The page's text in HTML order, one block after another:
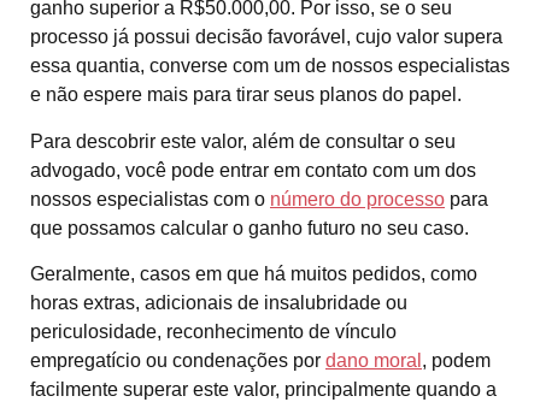
ganho superior a R$50.000,00. Por isso, se o seu
processo já possui decisão favorável, cujo valor supera
essa quantia, converse com um de nossos especialistas
e não espere mais para tirar seus planos do papel.
Para descobrir este valor, além de consultar o seu
advogado, você pode entrar em contato com um dos
nossos especialistas com o número do processo para
que possamos calcular o ganho futuro no seu caso.
Geralmente, casos em que há muitos pedidos, como
horas extras, adicionais de insalubridade ou
periculosidade, reconhecimento de vínculo
empregatício ou condenações por dano moral , podem
facilmente superar este valor, principalmente quando a